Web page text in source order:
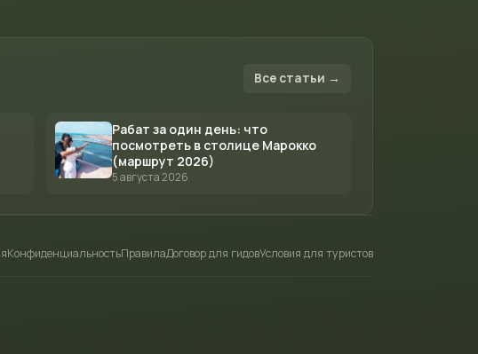
Все статьи →
Рабат за один день: что
посмотреть в столице Марокко
(маршрут 2026)
5 августа 2026
КонфиденциальностьПравилаДоговор для гидовУсловия для туристов